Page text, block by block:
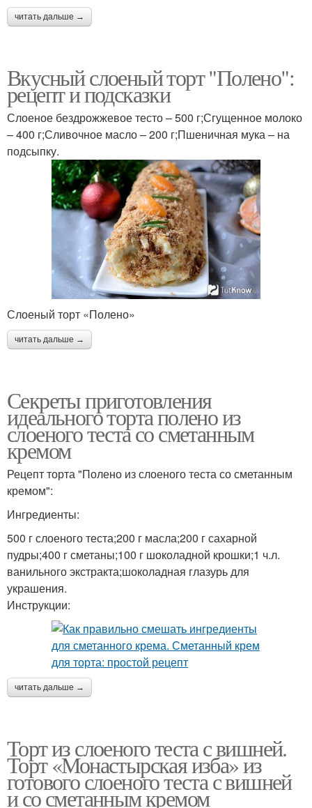
читать дальше →
Вкусный слоеный торт "Полено":
рецепт и подсказки
Слоеное бездрожжевое тесто – 500 г;Сгущенное молоко
– 400 г;Сливочное масло – 200 г;Пшеничная мука – на
подсыпку.
Слоеный торт «Полено»
читать дальше →
Секреты приготовления
идеального торта полено из
слоеного теста со сметанным
кремом
Рецепт торта "Полено из слоеного теста со сметанным
кремом":
Ингредиенты:
500 г слоеного теста;200 г масла;200 г сахарной
пудры;400 г сметаны;100 г шоколадной крошки;1 ч.л.
ванильного экстракта;шоколадная глазурь для
украшения.
Инструкции:
читать дальше →
Торт из слоеного теста с вишней.
Торт «Монастырская изба» из
готового слоеного теста с вишней
и со сметанным кремом